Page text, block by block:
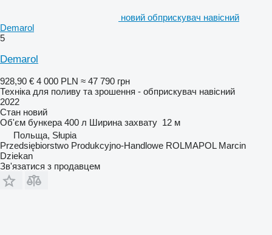
новий обприскувач навісний
Demarol
5
Demarol
928,90 € 4 000 PLN ≈ 47 790 грн
Техніка для поливу та зрошення - обприскувач навісний
2022
Стан новий
Об'єм бункера 400 л Ширина захвату 12 м
Польща, Słupia
Przedsiębiorstwo Produkcyjno-Handlowe ROLMAPOL Marcin
Dziekan
Зв'язатися з продавцем